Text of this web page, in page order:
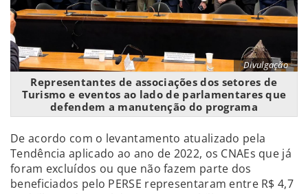
Divulgação
Representantes de associações dos setores de
Turismo e eventos ao lado de parlamentares que
defendem a manutenção do programa
De acordo com o levantamento atualizado pela
Tendência aplicado ao ano de 2022, os CNAEs que já
foram excluídos ou que não fazem parte dos
beneficiados pelo PERSE representaram entre R$ 4,7